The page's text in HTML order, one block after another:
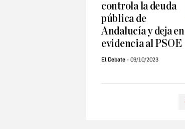
controla la deuda
pública de
Andalucía y deja en
evidencia al PSOE
El Debate 09/10/2023